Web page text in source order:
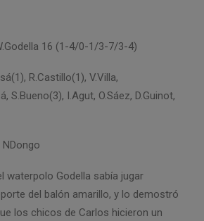
16 (1-4/0-1/3-7/3-4)
R.Castillo(1), V.Villa,
S.Bueno(3), I.Agut, O.Sáez, D.Guinot,
waterpolo Godella sabía jugar
del balón amarillo, y lo demostró
los chicos de Carlos hicieron un